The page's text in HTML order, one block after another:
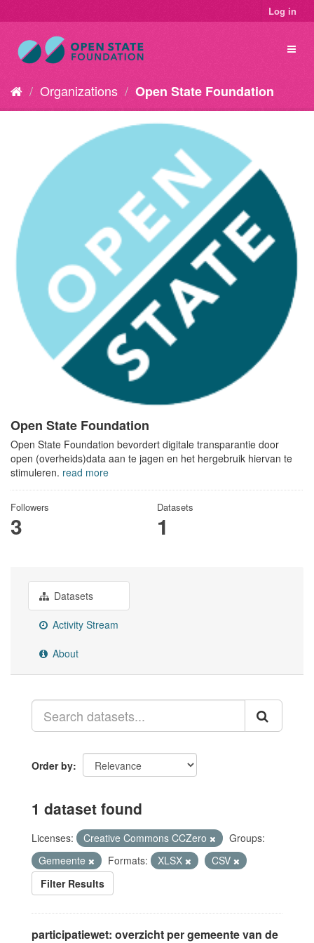
Log in
Organizations Open State Foundation
Open State Foundation
Open State Foundation bevordert digitale transparantie door
open (overheids)data aan te jagen en het hergebruik hiervan te
stimuleren. read more
Followers
3
Datasets
1
Datasets
Activity Stream
About
Order by
1 dataset found
Licenses: Creative Commons CCZero
Groups:
Gemeente
Formats: XLSX
CSV
Filter Results
participatiewet: overzicht per gemeente van de